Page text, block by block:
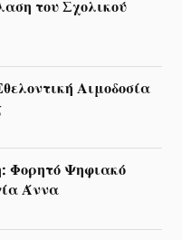
του Σχολικού
Αιμοδοσία
Φορητό Ψηφιακό
Άννα